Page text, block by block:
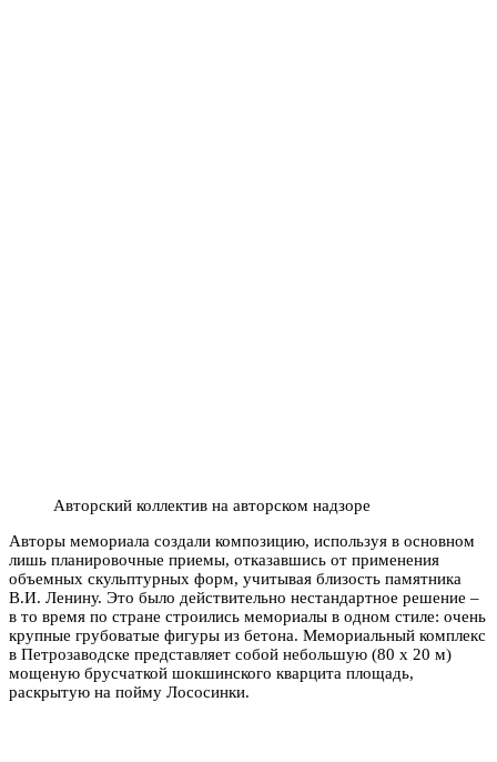
Авторский коллектив на авторском надзоре
Авторы мемориала создали композицию, используя в основном
лишь планировочные приемы, отказавшись от применения
объемных скульптурных форм, учитывая близость памятника
В.И. Ленину. Это было действительно нестандартное решение –
в то время по стране строились мемориалы в одном стиле: очень
крупные грубоватые фигуры из бетона. Мемориальный комплекс
в Петрозаводске представляет собой небольшую (80 х 20 м)
мощеную брусчаткой шокшинского кварцита площадь,
раскрытую на пойму Лососинки.